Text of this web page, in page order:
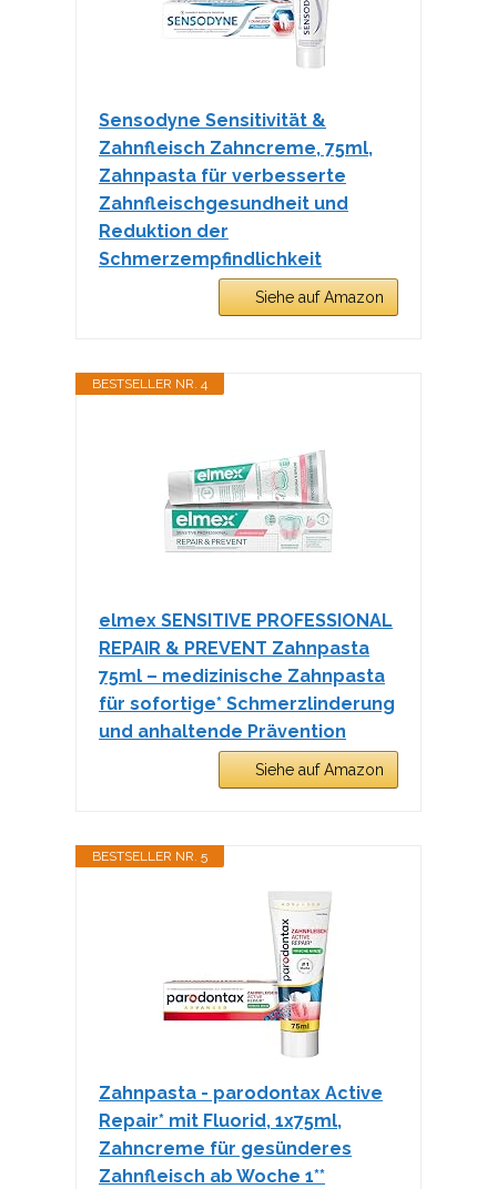
Sensodyne Sensitivität &
Zahnfleisch Zahncreme, 75ml,
Zahnpasta für verbesserte
Zahnfleischgesundheit und
Reduktion der
Schmerzempfindlichkeit
Siehe auf Amazon
BESTSELLER NR. 4
elmex SENSITIVE PROFESSIONAL
REPAIR & PREVENT Zahnpasta
75ml – medizinische Zahnpasta
für sofortige* Schmerzlinderung
und anhaltende Prävention
Siehe auf Amazon
BESTSELLER NR. 5
Zahnpasta - parodontax Active
Repair* mit Fluorid, 1x75ml,
Zahncreme für gesünderes
Zahnfleisch ab Woche 1**